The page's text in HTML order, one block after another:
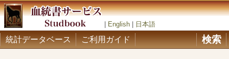
English 日本語
統計データベース ご利用ガイド 検索